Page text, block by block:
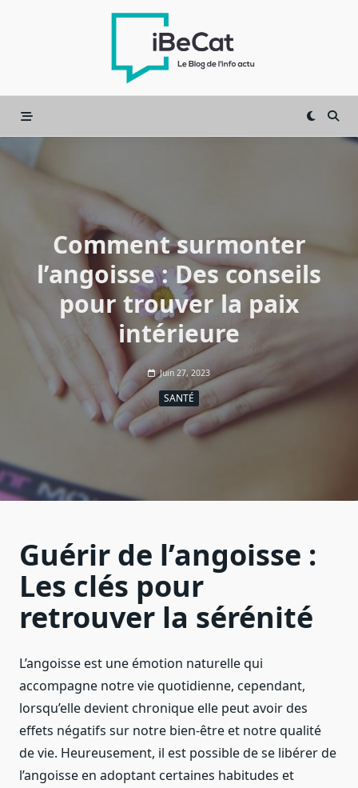
Comment surmonter
l’angoisse : Des conseils
pour trouver la paix
intérieure
Juin 27, 2023
SANTÉ
Guérir de l’angoisse :
Les clés pour
retrouver la sérénité
L’angoisse est une émotion naturelle qui
accompagne notre vie quotidienne, cependant,
lorsqu’elle devient chronique elle peut avoir des
effets négatifs sur notre bien-être et notre qualité
de vie. Heureusement, il est possible de se libérer de
l’angoisse en adoptant certaines habitudes et